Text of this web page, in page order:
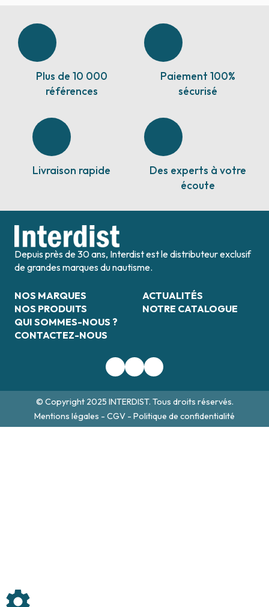
Plus de 10 000
références
Paiement 100%
sécurisé
Livraison rapide
Des experts à votre
écoute
Depuis près de 30 ans, Interdist est le distributeur exclusif
de grandes marques du nautisme.
NOS MARQUES
NOS PRODUITS
QUI SOMMES-NOUS ?
CONTACTEZ-NOUS
ACTUALITÉS
NOTRE CATALOGUE
© Copyright 2025 INTERDIST. Tous droits réservés.
Mentions légales - CGV - Politique de confidentialité